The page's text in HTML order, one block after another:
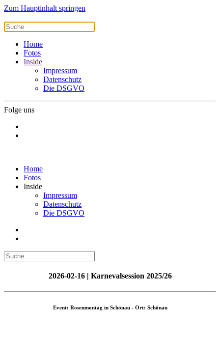
Zum Hauptinhalt springen
Home
Fotos
Inside
Impressum
Datenschutz
Die DSGVO
Folge uns
Home
Fotos
Inside
Impressum
Datenschutz
Die DSGVO
2026-02-16 | Karnevalsession 2025/26
Event: Rosenmontag in Schönau - Ort: Schönau